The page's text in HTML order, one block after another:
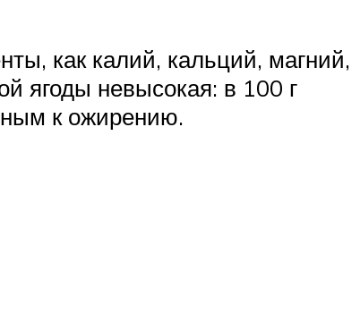
как калий, кальций, магний,
ягоды невысокая: в 100 г
к ожирению.